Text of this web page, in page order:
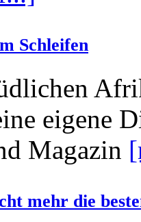
Schleifen
eigene
Magazin
mehr die